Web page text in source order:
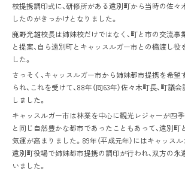
校提携調印式に、研修所がある遠別町から当時の佐々
したのがきっかけとなりました。
鹿野光雄校長は姉妹校だけではなく、町と市の交流
と提案、自ら遠別町とキャッスルガー市との橋渡し役
した。
さっそく、キャッスルガー市から姉妹都市提携を希
られ、これを受けて、88年（同63年）佐々木町長、町議
しました。
キャッスルガー市は林業を中心に観光レジャーが四
と同じ自然豊かな都市であったこともあって、遠別町
気運が高まりました。89年（平成元年）にはキャッス
遠別町役場で姉妹都市提携の調印が行われ、双方の
いました。